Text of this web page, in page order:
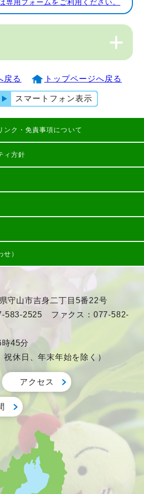
専用フォームをご利用ください。
戻る トップページへ戻る
スマートフォン表示
ンク・免責事項について
ィ方針
）
守山市吉身二丁目5番22号
583-2525 ファクス：077-582-
45分
祝休日、年末年始を除く）
アクセス